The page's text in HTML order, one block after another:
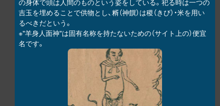
の身体で頭は人間のものという姿をしている。祀る時は一つの
吉玉を埋めることで供物とし、糈（神饌）は稷（きび）・米を用い
るべきだという。
※"羊身人面神"は固有名称を持たないための（サイト上の）便宜
名です。